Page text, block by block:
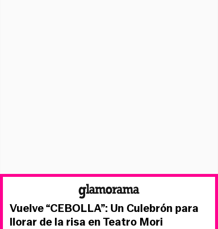
Vuelve “CEBOLLA”: Un Culebrón para
llorar de la risa en Teatro Mori